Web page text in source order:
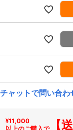
チャットで問い合わ
¥11,000
【